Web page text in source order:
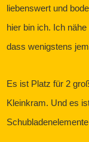
liebenswert und
hier bin ich. Ich
dass wenigstens
Es ist Platz für 2
Kleinkram. Und es